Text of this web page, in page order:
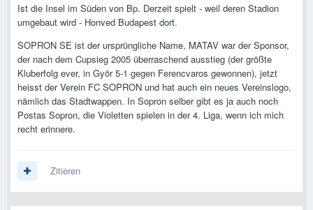
Ist die Insel im Süden von Bp. Derzeit spielt - weil deren Stadion
umgebaut wird - Honved Budapest dort.
SOPRON SE ist der ursprüngliche Name, MATAV war der Sponsor,
der nach dem Cupsieg 2005 überraschend ausstieg (der größte
Kluberfolg ever, in Györ 5-1 gegen Ferencvaros gewonnen), jetzt
heisst der Verein FC SOPRON und hat auch ein neues Vereinslogo,
nämlich das Stadtwappen. In Sopron selber gibt es ja auch noch
Postas Sopron, die Violetten spielen in der 4. Liga, wenn ich mich
recht erinnere.
Zitieren